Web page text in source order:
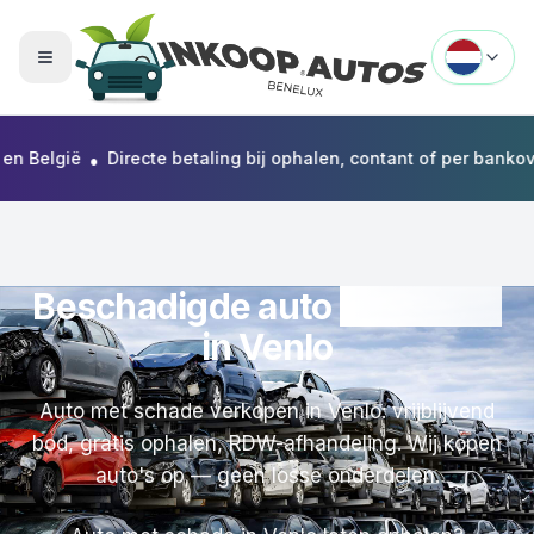
Menu openen
• Directe betaling bij ophalen, contant of per
Beschadigde auto
in Venlo
Auto met schade verkopen in Venlo: vrijblijvend
bod, gratis ophalen, RDW-afhandeling. Wij kopen
auto's op — geen losse onderdelen.